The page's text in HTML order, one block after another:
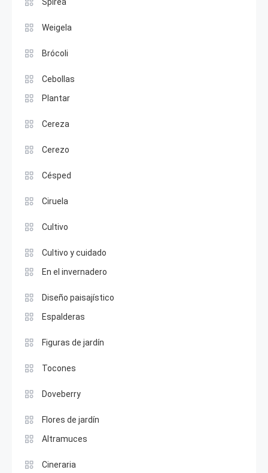
Weigela
Brócoli
Cebollas
Plantar
Cereza
Cerezo
Césped
Ciruela
Cultivo
Cultivo y cuidado
En el invernadero
Diseño paisajístico
Espalderas
Figuras de jardín
Tocones
Doveberry
Flores de jardín
Altramuces
Cineraria